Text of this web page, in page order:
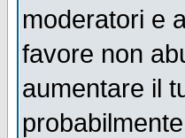
moderatori e
favore non
aumentare il